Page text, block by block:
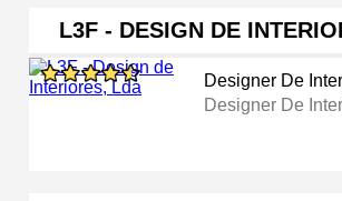
L3F - DESIGN DE
Designer De
Designer De